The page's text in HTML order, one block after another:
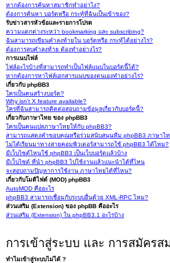
หากต้องการค้นหาสมาชิกทำอย่าไง?
ต้องการค้นหา บอร์ดหรือ กระทู้ที่ฉันเป็นเข้าของ?
รับข่าวสารหัวข้อและรายการโปรด
ความแตกต่างระหว่า bookmarking และ subscribing?
ฉันสามารถเขียนคำลงท้ายใน บอร์ดหรือ กระทู้ได้อย่างไร?
ต้องการลบคำลงท้าย ต้องทำอย่างไร?
การแนบไฟล์
ไฟล์อะไรบ้างที่สามารถทำเป็นไฟล์แนบในบอร์ดนี้ได้?
หากต้องการหาไฟล์เอกสารแนบของตนเองทำอย่างไร?
เกี่ยวกับ phpBB3
ใครเป็นคนสร้างบอร์ด?
Why isn’t X feature available?
ใครที่ฉันสามารถติดต่อสอบถามข้อมูลเกี่ยวกับบอร์ดนี้?
เกี่ยวกับภาษาไทย ของ phpBB3
ใครเป็นคนแปลภาษาไทยให้กับ phpBB3?
สามารถแสดงคำขอบคุณหรือร่วมสนับสนุนทีม phpBB3 ภาษาไ
ไม่ได้เรียนมาทางสายคอมพิวเตอร์สามารถใช้ phpBB3 ได้ไหม?
มีเว็บไซต์ไหนใช้ phpBB3 เป็นเว็บบอร์ดแล้วบ้าง
มีเว็บไซต์ ที่นำ phpBB3 ไปใช้งานแล้วแนะนำได้ที่ไหน
จะสอบถามปัญหาการใช้งาน ภาษาไทยได้ที่ไหน?
เกี่ยวกับโมดิไฟด์ (MOD) phpBB3
AutoMOD คืออะไร
phpBB3 สามารถเชื่อมกับระบบอื่นด้วย XML-RPC ไหม?
ส่วนเสริม (Extension) ของ phpBB คืออะไร
ส่วนเสริม (Extension) ใน phpBB3.1 อะไรบ้าง
การเข้าสู่ระบบ และ การสมัครส
ทำไมเข้าสู่ระบบไม่ได้ ?